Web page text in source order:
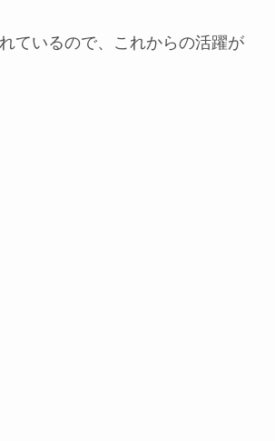
ているので、これからの活躍が